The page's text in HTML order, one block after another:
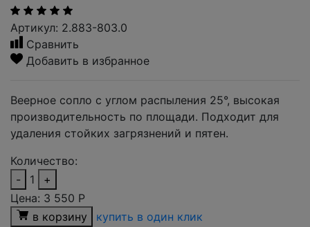
Артикул: 2.883-803.0
Сравнить
Добавить в избранное
Веерное сопло с углом распыления 25°, высокая
производительность по площади. Подходит для
удаления стойких загрязнений и пятен.
Количество:
-
1
+
Цена: 3 550 Р
в корзину
купить в один клик